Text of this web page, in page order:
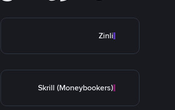
Zinli
Skrill (Moneybookers)